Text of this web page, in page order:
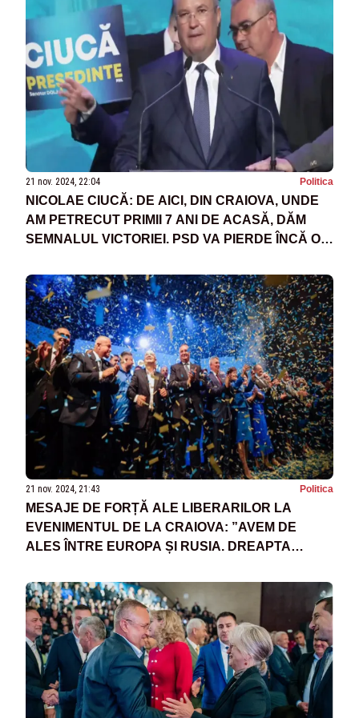
21 nov. 2024, 22:04 Politica
NICOLAE CIUCĂ: DE AICI, DIN CRAIOVA, UNDE
AM PETRECUT PRIMII 7 ANI DE ACASĂ, DĂM
SEMNALUL VICTORIEI. PSD VA PIERDE ÎNCĂ O
21 nov. 2024, 21:43 Politica
MESAJE DE FORȚĂ ALE LIBERARILOR LA
EVENIMENTUL DE LA CRAIOVA: ”AVEM DE
ALES ÎNTRE EUROPA ȘI RUSIA. DREAPTA
PREȘEDINTELUI NICOLAE CIUCĂ ȘI AL PNL”